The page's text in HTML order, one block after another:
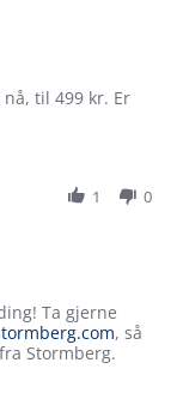
til 499 kr. Er
1 0
Ta gjerne
, så
Stormberg.